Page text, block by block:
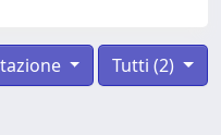
Tutti (2)